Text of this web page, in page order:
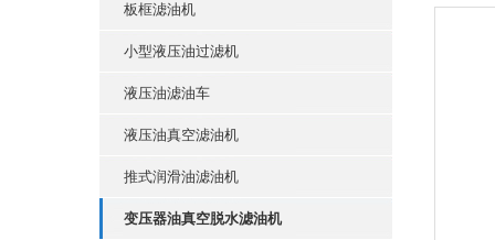
板框滤油机
小型液压油过滤机
液压油滤油车
液压油真空滤油机
推式润滑油滤油机
变压器油真空脱水滤油机